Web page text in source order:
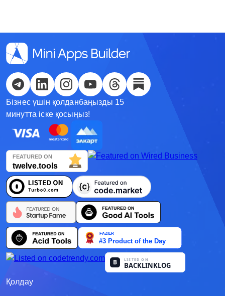
Бізнес үшін қолданбаңызды 15
минутта іске қосыңыз!
Қолдау
Кыргызча
Русский
Қазақша
О'zbek
Italiano
Español
Українська
한국어
Deutsch
日本語